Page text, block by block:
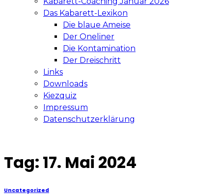
Das Kabarett-Lexikon
Die blaue Ameise
Der Oneliner
Die Kontamination
Der Dreischritt
Links
Downloads
Kiezquiz
Impressum
Datenschutzerklärung
Tag: 17. Mai 2024
Uncategorized